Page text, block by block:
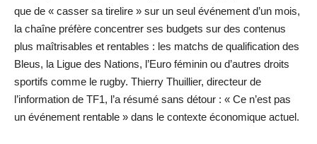
que de « casser sa tirelire » sur un seul événement d’un mois,
la chaîne préfère concentrer ses budgets sur des contenus
plus maîtrisables et rentables : les matchs de qualification des
Bleus, la Ligue des Nations, l’Euro féminin ou d’autres droits
sportifs comme le rugby. Thierry Thuillier, directeur de
l’information de TF1, l’a résumé sans détour : « Ce n’est pas
un événement rentable » dans le contexte économique actuel.